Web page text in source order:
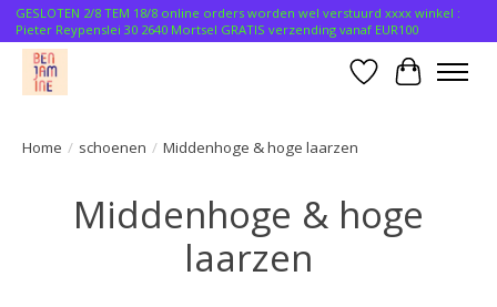
GESLOTEN 2/8 TEM 18/8 online orders worden wel verstuurd xxxx winkel :
Pieter Reypenslei 30 2640 Mortsel GRATIS verzending vanaf EUR100
Verlanglijst
Home / schoenen / Middenhoge & hoge laarzen
Middenhoge & hoge
laarzen